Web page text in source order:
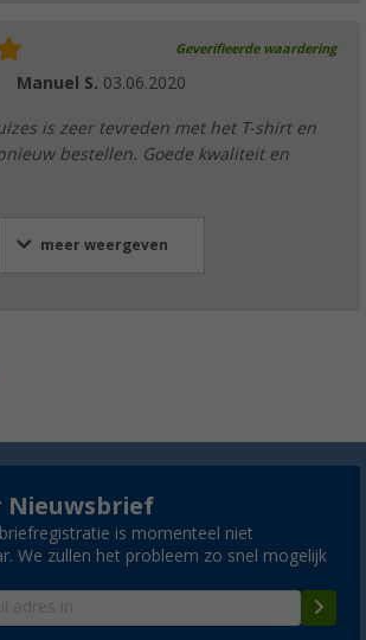
Geverifieerde waardering
Manuel S. 03.06.2020
is zeer tevreden met het T-shirt en
bestellen. Goede kwaliteit en
meer weergeven
Nieuwsbrief
is momenteel niet
We zullen het probleem zo snel mogelijk